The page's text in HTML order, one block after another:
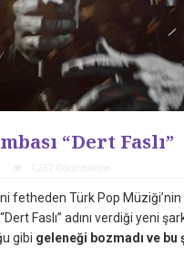
“Dert Faslı”
fetheden Türk Pop
Faslı” adını verdiği yeni
gibi geleneği bozmadı ve bu